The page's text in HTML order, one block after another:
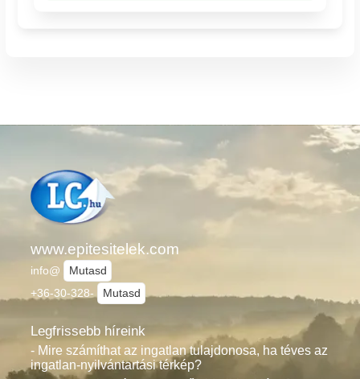
www.epitesitelek.com
info@
Mutasd
+36-30-328-
Mutasd
Legfrissebb híreink
- Mire számíthat az ingatlan tulajdonosa, ha téves az
ingatlan-nyilvántartási térkép?